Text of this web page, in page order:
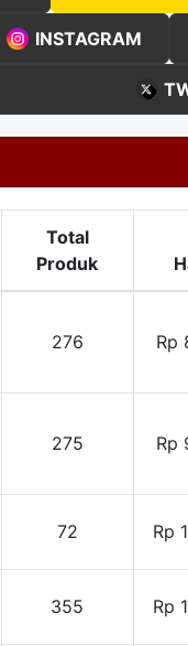
INSTAGRAM
Total
Produk
276 Rp
275 Rp
72 Rp
355 Rp